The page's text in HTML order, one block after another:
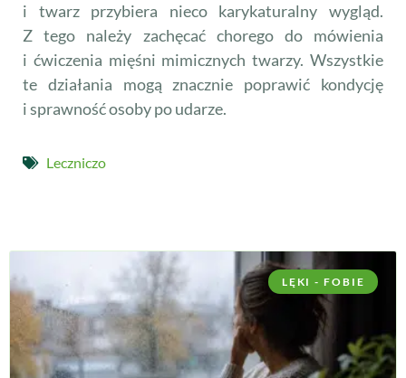
i twarz przybiera nieco karykaturalny wygląd.
Z tego należy zachęcać chorego do mówienia
i ćwiczenia mięśni mimicznych twarzy. Wszystkie
te działania mogą znacznie poprawić kondycję
i sprawność osoby po udarze.
Leczniczo
LĘKI - FOBIE